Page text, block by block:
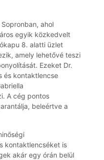
ahol
egyik közkedvelt
8. alatti üzlet
amely lehetővé teszi
Ezeket Dr.
és kontaktlencse
A cég pontos
beleértve a
kontaktlencséket is
akár egy órán belül